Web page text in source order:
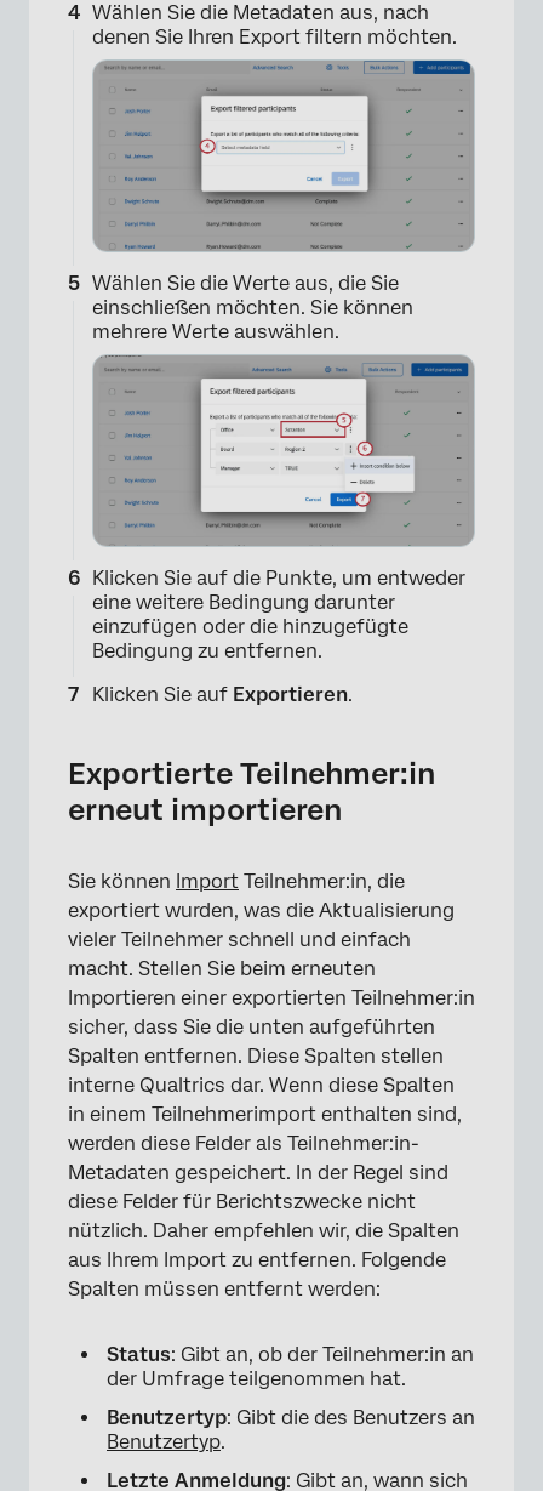
×
Wählen Sie die Metadaten aus, nach
denen Sie Ihren Export filtern möchten.
×
Wählen Sie die Werte aus, die Sie
einschließen möchten. Sie können
mehrere Werte auswählen.
Klicken Sie auf die Punkte, um entweder
eine weitere Bedingung darunter
einzufügen oder die hinzugefügte
Bedingung zu entfernen.
Klicken Sie auf Exportieren.
Exportierte Teilnehmer:in
erneut importieren
Sie können Import Teilnehmer:in, die
exportiert wurden, was die Aktualisierung
vieler Teilnehmer schnell und einfach
macht. Stellen Sie beim erneuten
Importieren einer exportierten Teilnehmer:in
sicher, dass Sie die unten aufgeführten
Spalten entfernen. Diese Spalten stellen
interne Qualtrics dar. Wenn diese Spalten
in einem Teilnehmerimport enthalten sind,
werden diese Felder als Teilnehmer:in-
Metadaten gespeichert. In der Regel sind
diese Felder für Berichtszwecke nicht
nützlich. Daher empfehlen wir, die Spalten
aus Ihrem Import zu entfernen. Folgende
Spalten müssen entfernt werden:
Status: Gibt an, ob der Teilnehmer:in an
der Umfrage teilgenommen hat.
Benutzertyp: Gibt die des Benutzers an
Benutzertyp.
Letzte Anmeldung: Gibt an, wann sich